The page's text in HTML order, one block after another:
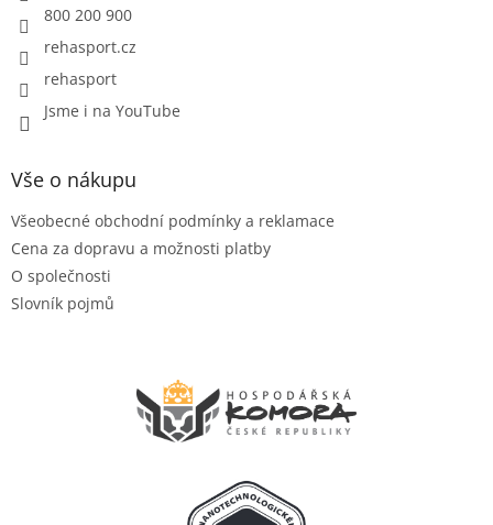
800 200 900
rehasport.cz
rehasport
Jsme i na YouTube
Vše o nákupu
Všeobecné obchodní podmínky a reklamace
Cena za dopravu a možnosti platby
O společnosti
Slovník pojmů